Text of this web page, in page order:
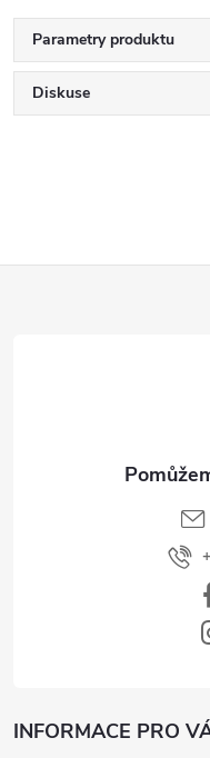
Parametry produktu
Diskuse
INFORMACE PRO